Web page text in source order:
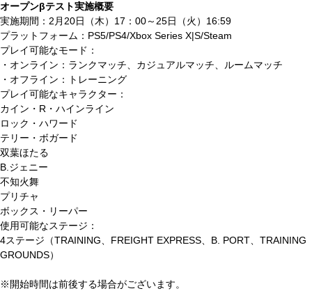
オープンβテスト実施概要
実施期間：2月20日（木）17：00～25日（火）16:59
プラットフォーム：PS5/PS4/Xbox Series X|S/Steam
プレイ可能なモード：
・オンライン：ランクマッチ、カジュアルマッチ、ルームマッチ
・オフライン：トレーニング
プレイ可能なキャラクター：
カイン・R・ハインライン
ロック・ハワード
テリー・ボガード
双葉ほたる
B.ジェニー
不知火舞
プリチャ
ボックス・リーパー
使用可能なステージ：
4ステージ（TRAINING、FREIGHT EXPRESS、B. PORT、TRAINING
GROUNDS）
※開始時間は前後する場合がございます。